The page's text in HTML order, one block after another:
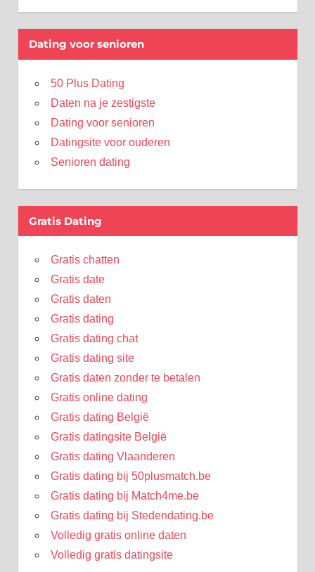
Dating voor senioren
50 Plus Dating
Daten na je zestigste
Dating voor senioren
Datingsite voor ouderen
Senioren dating
Gratis Dating
Gratis chatten
Gratis date
Gratis daten
Gratis dating
Gratis dating chat
Gratis dating site
Gratis daten zonder te betalen
Gratis online dating
Gratis dating België
Gratis datingsite België
Gratis dating Vlaanderen
Gratis dating bij 50plusmatch.be
Gratis dating bij Match4me.be
Gratis dating bij Stedendating.be
Volledig gratis online daten
Volledig gratis datingsite